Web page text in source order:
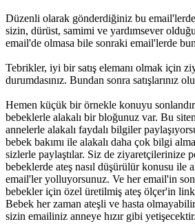
Düzenli olarak gönderdiğiniz bu
sizin, dürüst, samimi ve yardımsever
email'de olmasa bile sonraki email'lerde
Tebrikler, iyi bir satış elemanı olmak için
durumdasınız. Bundan sonra satışlarınız
Hemen küçük bir örnekle konuyu
bebeklerle alakalı bir bloğunuz var. Bu
annelerle alakalı faydalı bilgiler
bebek bakımı ile alakalı daha çok bilgi
sizlerle paylaştılar. Siz de ziyaretçilerinize
bebeklerde ateş nasıl düşürülür konusu ile
email'ler yolluyorsunuz. Ve her email'in
bebekler için özel üretilmiş ateş ölçer'in
Bebek her zaman ateşli ve hasta
sizin emailiniz anneye hızır gibi